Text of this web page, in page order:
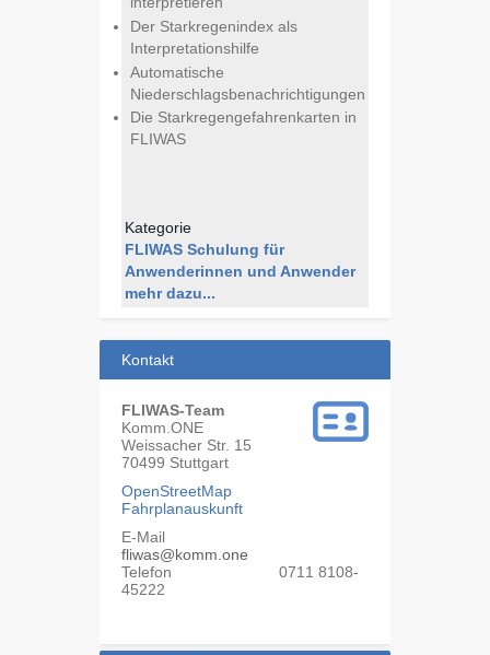
Der Starkregenindex als
Interpretationshilfe
Automatische
Niederschlagsbenachrichtigungen
Die Starkregengefahrenkarten in
FLIWAS
Kategorie
FLIWAS Schulung für
Anwenderinnen und Anwender
mehr dazu...
Kontakt
FLIWAS-Team
Komm.ONE
Weissacher Str. 15
70499 Stuttgart
OpenStreetMap
Fahrplanauskunft
E-Mail
fliwas@komm.one
Telefon
0711 8108-
45222